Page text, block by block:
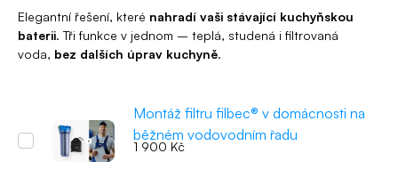
Elegantní řešení, které nahradí vaši stávající kuchyňskou
baterii. Tři funkce v jednom – teplá, studená i filtrovaná
voda, bez dalších úprav kuchyně.
Montáž filtru filbec® v domácnosti na
běžném vodovodním řadu
1 900 Kč